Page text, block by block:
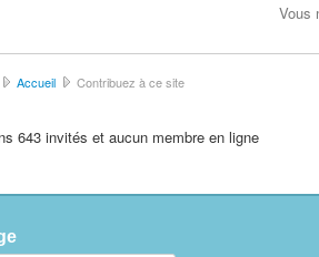
Vous
Accueil Contribuez à ce site
643 invités et aucun membre en ligne